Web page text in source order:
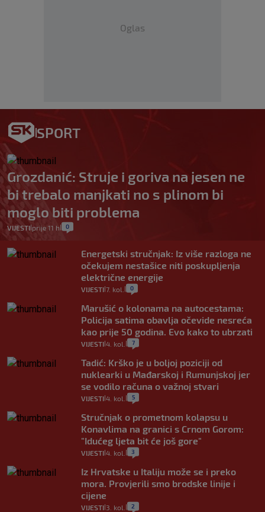
Oglas
SPORT
Grozdanić: Struje i goriva na jesen ne
bi trebalo manjkati no s plinom bi
moglo biti problema
VIJESTI| prije 11 h 0
Energetski stručnjak: Iz više razloga ne
očekujem nestašice niti poskupljenja
električne energije
VIJESTI 7. kol. 0
Marušić o kolonama na autocestama:
Policija satima obavlja očevide nesreća
kao prije 50 godina. Evo kako to ubrzati
VIJESTI 4. kol. 7
Tadić: Krško je u boljoj poziciji od
nuklearki u Mađarskoj i Rumunjskoj jer
se vodilo računa o važnoj stvari
VIJESTI 4. kol. 5
Stručnjak o prometnom kolapsu u
Konavlima na granici s Crnom Gorom:
"Idućeg ljeta bit će još gore"
VIJESTI 4. kol. 3
Iz Hrvatske u Italiju može se i preko
mora. Provjerili smo brodske linije i
cijene
VIJESTI 3. kol. 2